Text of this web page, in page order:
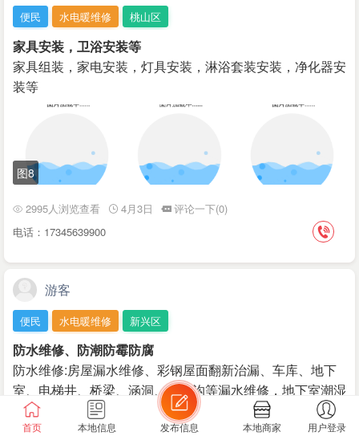
便民 水电暖维修 桃山区
家具安装，卫浴安装等
家具组装，家电安装，灯具安装，淋浴套装安装，净化器安
装等
图8
2995人浏览查看 4月3日
评论一下(0)
电话：17345639900
游客
便民 水电暖维修 新兴区
防水维修、防潮防霉防腐
防水维修:房屋漏水维修、彩钢屋面翻新治漏、车库、地下
室、电梯井、桥梁、涵洞、电缆沟等漏水维修，地下室潮湿
慢渗冷凝水治理，厨房阳台卫生间渗漏不用…
首页 本地信息 发布信息 本地商家 用户登录